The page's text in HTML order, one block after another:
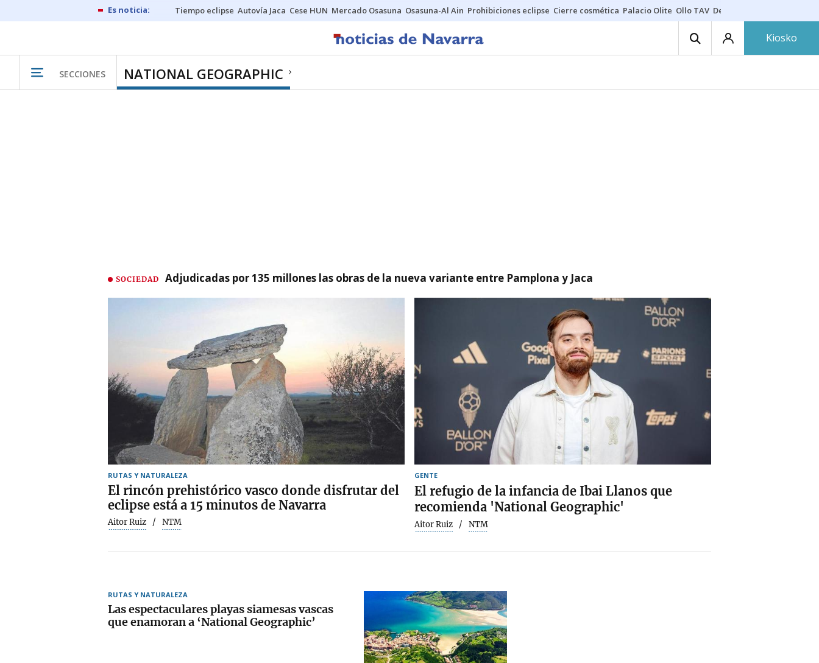
Tiempo eclipse Autovía Jaca Cese HUN Mercado Osasuna Osasuna-Al Ain Prohibiciones eclipse Cierre cosmética Palacio Olite Ollo TAV Derrama vecinos
Kiosko
SECCIONES NATIONAL GEOGRAPHIC
SOCIEDAD Adjudicadas por 135 millones las obras de la nueva variante entre Pamplona y Jaca
RUTAS Y NATURALEZA
El rincón prehistórico vasco donde disfrutar del
eclipse está a 15 minutos de Navarra
Aitor Ruiz NTM
GENTE
El refugio de la infancia de Ibai Llanos que
recomienda 'National Geographic'
Aitor Ruiz NTM
RUTAS Y NATURALEZA
Las espectaculares playas siamesas vascas
que enamoran a ‘National Geographic’